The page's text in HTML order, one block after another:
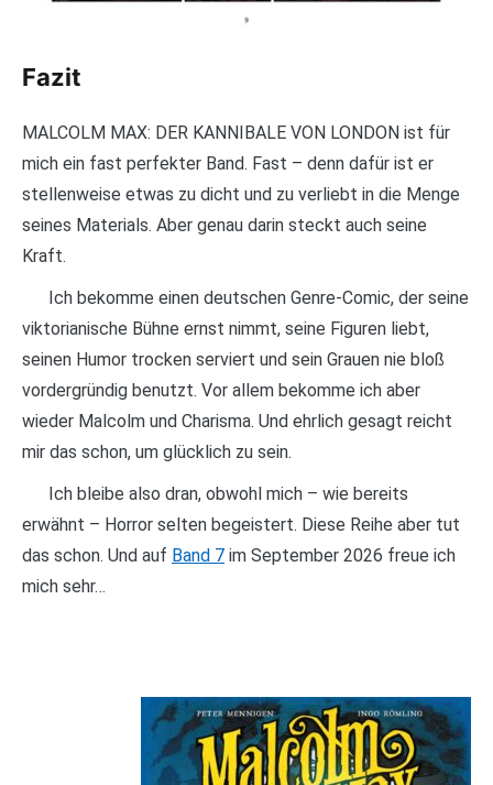
Fazit
MALCOLM MAX: DER KANNIBALE VON LONDON ist für
mich ein fast perfekter Band. Fast – denn dafür ist er
stellenweise etwas zu dicht und zu verliebt in die Menge
seines Materials. Aber genau darin steckt auch seine
Kraft.
Ich bekomme einen deutschen Genre-Comic, der seine
viktorianische Bühne ernst nimmt, seine Figuren liebt,
seinen Humor trocken serviert und sein Grauen nie bloß
vordergründig benutzt. Vor allem bekomme ich aber
wieder Malcolm und Charisma. Und ehrlich gesagt reicht
mir das schon, um glücklich zu sein.
Ich bleibe also dran, obwohl mich – wie bereits
erwähnt – Horror selten begeistert. Diese Reihe aber tut
das schon. Und auf Band 7 im September 2026 freue ich
mich sehr…